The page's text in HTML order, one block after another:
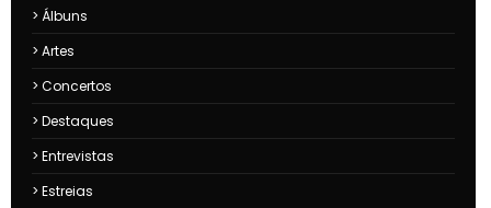
Álbuns
Artes
Concertos
Destaques
Entrevistas
Estreias